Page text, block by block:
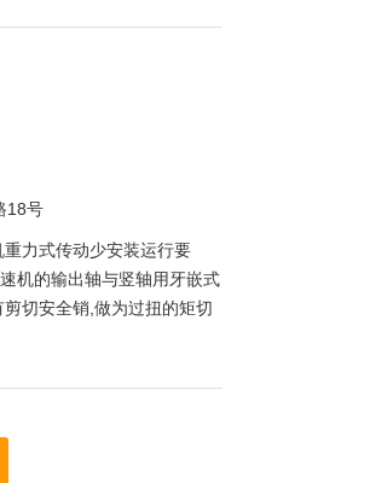
18号
力式传动少安装运行要
机的输出轴与竖轴用牙嵌式
切安全销,做为过扭的矩切